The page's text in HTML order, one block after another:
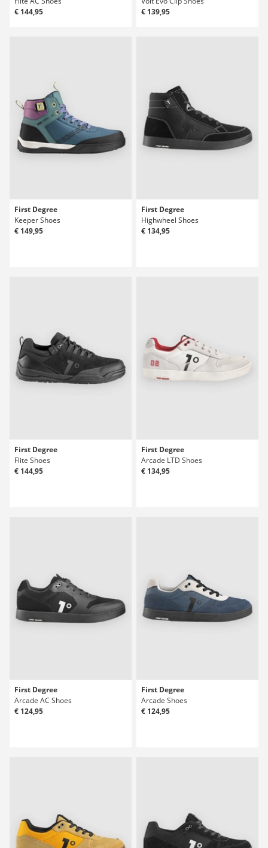
€ 144,95
€ 139,95
First Degree
Keeper Shoes
€ 149,95
First Degree
Highwheel Shoes
€ 134,95
First Degree
Flite Shoes
€ 144,95
First Degree
Arcade LTD Shoes
€ 134,95
First Degree
Arcade AC Shoes
€ 124,95
First Degree
Arcade Shoes
€ 124,95